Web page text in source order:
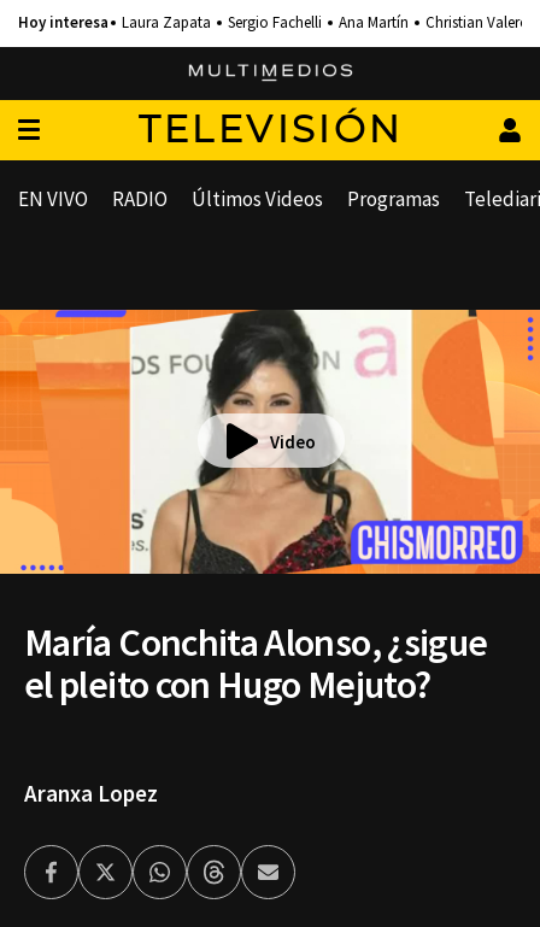
Laura Zapata Sergio Fachelli Ana Martín Christian Valero
TELEVISIÓN
EN VIVO RADIO Últimos Videos Programas
Video
María Conchita Alonso, ¿sigue
el pleito con Hugo Mejuto?
Aranxa Lopez
FacebookTwitterWhatsappThreadsEnviar
por